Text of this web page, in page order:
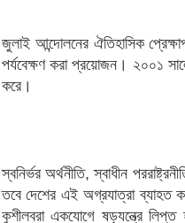
​জুলাই আন্দোলনের ঐতিহাসিক
পর্যবেক্ষণ করা প্রয়োজন। ২০০১
করে।
স্বনির্ভর অর্থনীতি, স্বাধীন
তবে দেশের এই অগ্রযাত্রা ব্যাহত
কুশীলবরা একযোগে ষড়যন্ত্রে